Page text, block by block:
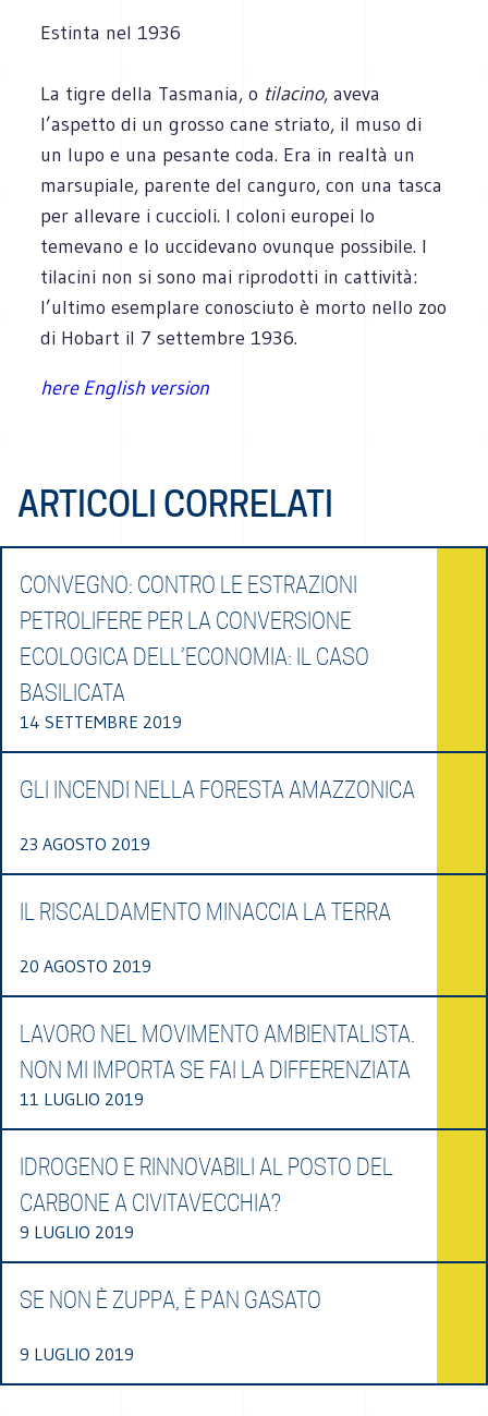
Estinta nel 1936
La tigre della Tasmania, o tilacino, aveva
l’aspetto di un grosso cane striato, il muso di
un lupo e una pesante coda. Era in realtà un
marsupiale, parente del canguro, con una tasca
per allevare i cuccioli. I coloni europei lo
temevano e lo uccidevano ovunque possibile. I
tilacini non si sono mai riprodotti in cattività:
l’ultimo esemplare conosciuto è morto nello zoo
di Hobart il 7 settembre 1936.
here English version
ARTICOLI CORRELATI
CONVEGNO: CONTRO LE ESTRAZIONI
PETROLIFERE PER LA CONVERSIONE
ECOLOGICA DELL’ECONOMIA: IL CASO
BASILICATA
14 SETTEMBRE 2019
GLI INCENDI NELLA FORESTA AMAZZONICA
23 AGOSTO 2019
IL RISCALDAMENTO MINACCIA LA TERRA
20 AGOSTO 2019
LAVORO NEL MOVIMENTO AMBIENTALISTA.
NON MI IMPORTA SE FAI LA DIFFERENZIATA
11 LUGLIO 2019
IDROGENO E RINNOVABILI AL POSTO DEL
CARBONE A CIVITAVECCHIA?
9 LUGLIO 2019
SE NON È ZUPPA, È PAN GASATO
9 LUGLIO 2019